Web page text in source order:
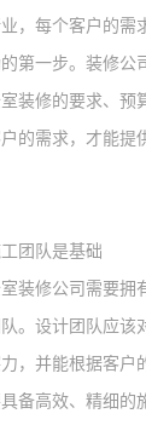
，每个客户的需
第一步。装修公
装修的要求、预
的需求，才能提
团队是基础
装修公司需要拥
。设计团队应该
，并能根据客户
备高效、精细的